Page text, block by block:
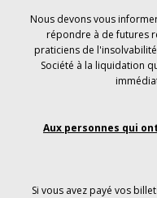
Nous devons vous
répondre à de futures
praticiens de
Société à la liquidation
Aux personnes qui
Si vous avez payé vos